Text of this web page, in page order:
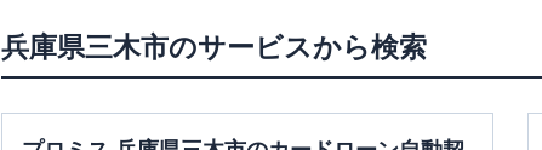
兵庫県三木市のサービスから検索